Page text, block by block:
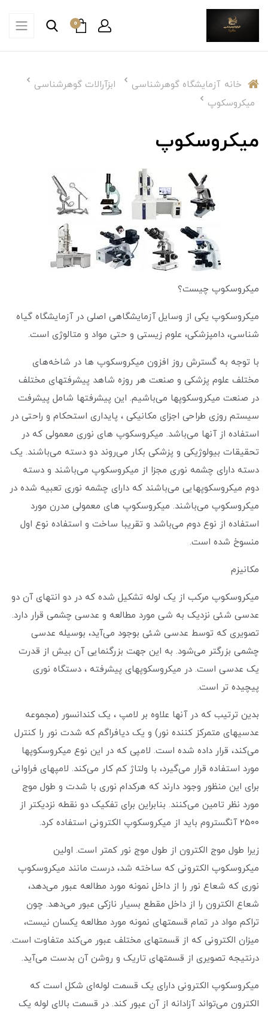
0
خانه آزمایشگاه گوهرشناسی
ابزآرالات گوهرشناسی
میکروسکوپ
میکروسکوپ
میکروسکوپ چیست؟
میکروسکوپ یکی از وسایل آزمایشگاهی اصلی در آزمایشگاه گیاه
شناسی، دامپزشکی، علوم زیستی و حتی مواد و متالوژی است.
با توجه به گسترش روز افزون میکروسکوپ ها در شاخه‌های
مختلف علوم پزشکی و صنعت هر روزه شاهد پیشرفتهای مختلف
در صنعت میکروسکوپها می‌باشیم. این پیشرفتها شامل پیشرفت
سیستم روزی طراحی اجزای مکانیکی ، پایداری استحکام و راحتی در
استفاده از آنها می‌باشد. میکروسکوپ های نوری معمولی که در
تحقیقات بیولوژیکی و پزشکی بکار می‌روند دو دسته می‌باشند. یک
دسته دارای چشمه نوری مجزا از میکروسکوپ می‌باشند و دسته
دوم میکروسکوپهایی می‌باشند که دارای چشمه نوری تعبیه شده در
میکروسکوپ می‌باشند. میکروسکوپ های معمولی مدرن مورد
استفاده از نوع دوم می‌باشد و تقریبا ساخت و استفاده نوع اول
منسوخ شده است.
مکانیزم
میکروسکوپ مرکب از یک لوله تشکیل شده که در دو انتهای آن دو
عدسی شئی نزدیک به شی مورد مطالعه و عدسی چشمی قرار دارد.
تصویری که توسط عدسی شئی بوجود می‌آید، بوسیله عدسی
چشمی بزرگتر می‌شود. به این جهت بزرگنمایی آن بیش از قدرت
یک عدسی است. در میکروسکوپهای پیشرفته ، دستگاه نوری
پیچیده تر است.
بدین ترتیب که در آنها علاوه بر لامپ ، یک کندانسور (مجموعه
عدسیهای متمرکز کننده نور) و یک دیافراگم که شدت نور را کنترل
می‌کند، قرار داده شده است. لامپی که در این نوع میکروسکوپها
مورد استفاده قرار می‌گیرد، با ولتاژ کم کار می‌کند. لامپهای فراوانی
برای این منظور وجود دارند که هرکدام نوری با شدت و طول موج
مورد نظر تامین می‌کنند. بنابراین برای تفکیک دو نقطه نزدیکتر از
۲۵۰۰ آنگستروم باید از میکروسکوپ الکترونی استفاده کرد.
زیرا طول موج الکترون از طول موج نور کمتر است. اولین
میکروسکوپ الکترونی که ساخته شد، درست مانند میکروسکوپ
نوری که شعاع نور را از داخل نمونه مورد مطالعه عبور می‌دهد،
شعاع الکترون را از داخل مقطع بسیار نازکی عبور می‌دهد. چون
تراکم مواد در تمام قسمتهای نمونه مورد مطالعه یکسان نیست،
میزان الکترونی که از قسمتهای مختلف عبور می‌کند متفاوت است.
درنتیجه تصویری از قسمتهای تاریک و روشن آن بدست می‌آید.
میکروسکوپ الکترونی دارای یک قسمت لوله‌ای شکل است که
الکترون می‌تواند آزادانه از آن عبور کند. در قسمت بالای لوله یک